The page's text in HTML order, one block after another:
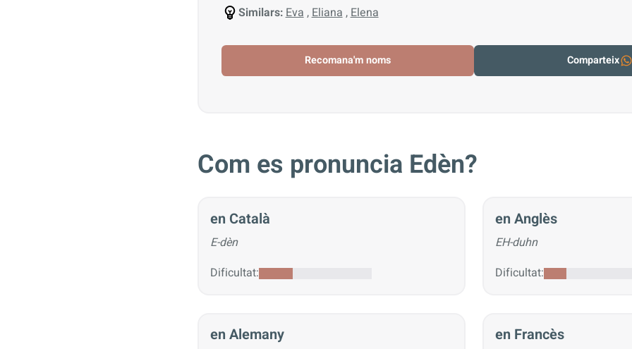
Similars: Eva , Eliana , Elena
Recomana'm noms Comparteix
Com es pronuncia Edèn?
en Català
E-dèn
Dificultat:
en Anglès
EH-duhn
Dificultat:
en Alemany en Francès